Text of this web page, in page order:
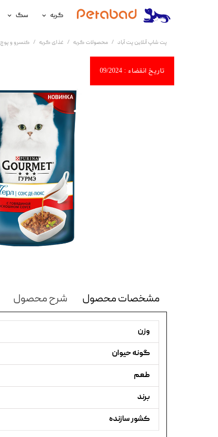
گربه
غذای گربه
آرایشی و بهداشتی گربه
سگ
آرایشی و
پت شاپ آنلاین پت آباد محصولات گربه غذای گربه کنسرو و
مشخصات محصول شرح محصول
وزن
گونه حیوان
طعم
برند
کشور سازنده